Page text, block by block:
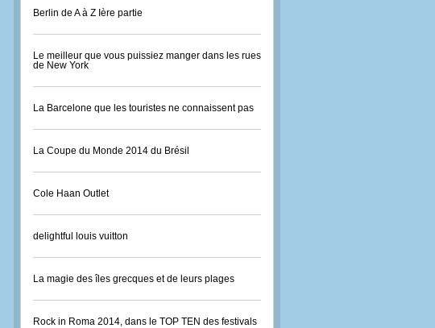
Berlin de A à Z Ière partie
Le meilleur que vous puissiez manger dans les rues
de New York
La Barcelone que les touristes ne connaissent pas
La Coupe du Monde 2014 du Brésil
Cole Haan Outlet
delightful louis vuitton
La magie des îles grecques et de leurs plages
Rock in Roma 2014, dans le TOP TEN des festivals